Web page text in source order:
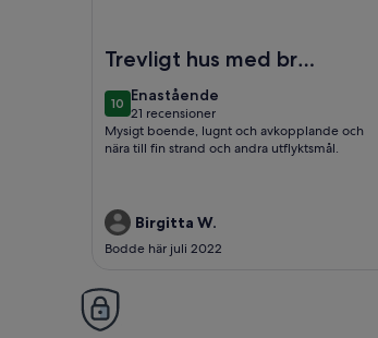
Trevligt hus med bra
läge till stranden
1010 av 10
Enastående
enastående
21 recensioner
(21 recensioner)
Mysigt boende, lugnt och avkopplande och
nära till fin strand och andra utflyktsmål.
Birgitta W.
Bodde här juli 2022